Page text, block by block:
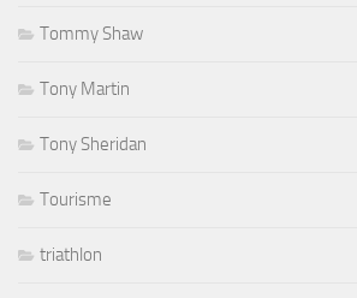
Tommy Shaw
Tony Martin
Tony Sheridan
Tourisme
triathlon